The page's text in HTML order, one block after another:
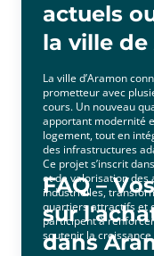
actuels
la ville de
La ville d’Aramon
prometteur avec
cours. Un nouveau
apportant modernité
logement, tout en
des infrastructures
Ce projet s’inscrit
et de valorisation des
industrielles,
quartiers attractifs et
participent à
soutenir la
FAQ –
sur
dans